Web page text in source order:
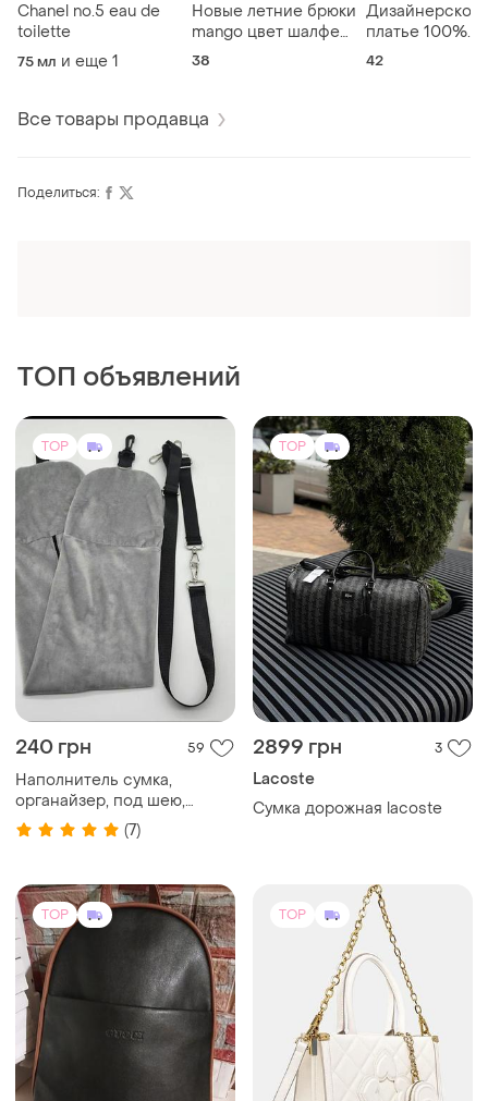
Chanel no.5 eau de
toilette
75 мл и еще 1
Новые летние брюки
mango цвет шалфей
р. эu 38
38
Дизайнерское
платье 100%
шерсть, р. 42
42
Все товары продавца
Поделиться:
ТОП объявлений
TOP
240 грн 59
Наполнитель сумка,
органайзер, под шею,
самолет, путешествие,
наполняемая, чехол
(7)
TOP
2899 грн 3
Lacoste
Сумка дорожная lacoste
TOP TOP